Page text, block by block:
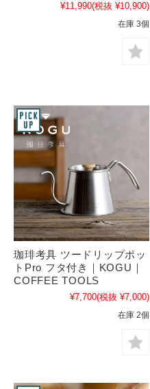
¥11,990(税抜 ¥10,900)
在庫 3個
珈琲考具 ツードリップポッ
トPro フタ付き｜KOGU｜
COFFEE TOOLS
¥7,700(税抜 ¥7,000)
在庫 2個